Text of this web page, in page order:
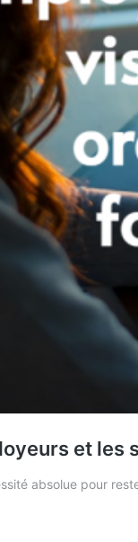
et
absolue pour